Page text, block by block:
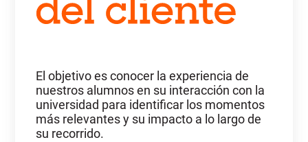
El objetivo es conocer la experiencia de
nuestros alumnos en su interacción con la
universidad para identificar los momentos
más relevantes y su impacto a lo largo de
su recorrido.